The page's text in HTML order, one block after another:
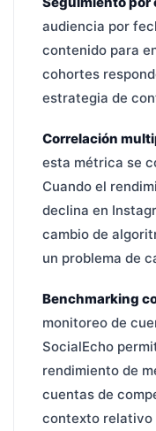
audiencia por
contenido para
cohortes
estrategia de
Correlación
esta métrica se
Cuando el
declina en
cambio de
un problema de
Benchmarking
monitoreo de
SocialEcho
rendimiento de
cuentas de
contexto relativo